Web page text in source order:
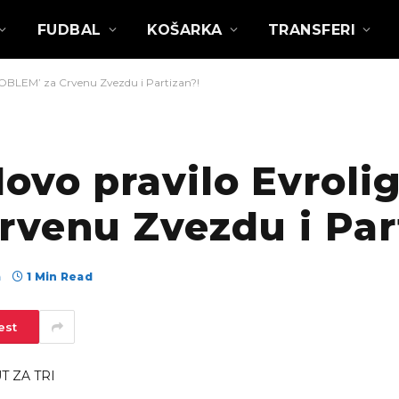
FUDBAL KOŠARKA TRANSFERI
za Crvenu Zvezdu i Partizan?!
pravilo
Zvezdu i
1 Min Read